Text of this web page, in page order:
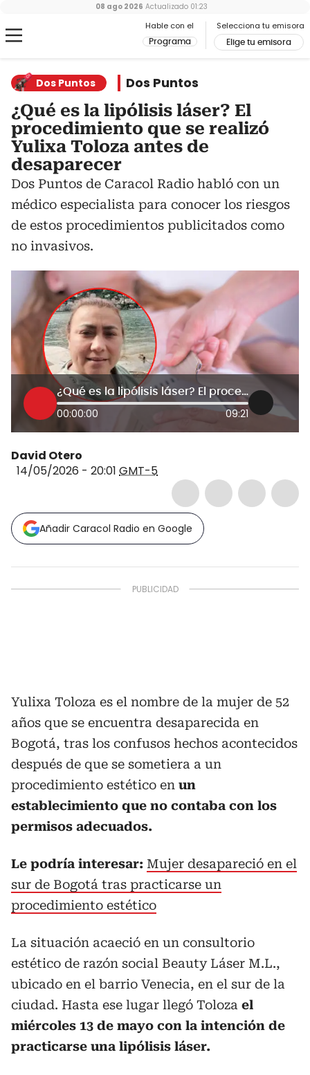
Hable con el
Programa
Selecciona tu emisora
Elige tu emisora
08 ago 2026 Actualizado 01:23
Dos Puntos Dos Puntos
¿Qué es la lipólisis láser? El
procedimiento que se realizó
Yulixa Toloza antes de
desaparecer
Dos Puntos de Caracol Radio habló con un
médico especialista para conocer los riesgos
de estos procedimientos publicitados como
no invasivos.
¿Qué es la lipólisis láser? El procedimiento que se realizó Yulixa Toloza antes de desaparecer
00:00:00 09:21
David Otero
14/05/2026 - 20:01 GMT-5
Añadir Caracol Radio en Google
Yulixa Toloza es el nombre de la mujer de 52
años que se encuentra desaparecida en
Bogotá, tras los confusos hechos acontecidos
después de que se sometiera a un
procedimiento estético en un
establecimiento que no contaba con los
permisos adecuados.
Le podría interesar: Mujer desapareció en el
sur de Bogotá tras practicarse un
procedimiento estético
La situación acaeció en un consultorio
estético de razón social Beauty Láser M.L.,
ubicado en el barrio Venecia, en el sur de la
ciudad. Hasta ese lugar llegó Toloza el
miércoles 13 de mayo con la intención de
practicarse una lipólisis láser.